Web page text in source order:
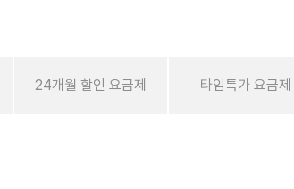
24개월 할인 요금제 타임특가 요금제